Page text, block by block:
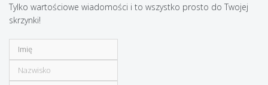
Tylko wartościowe wiadomości i to wszystko prosto do Twojej
skrzynki!